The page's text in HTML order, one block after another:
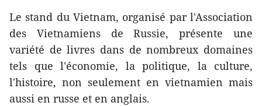
Le stand du Vietnam, organisé par l'Association
des Vietnamiens de Russie, présente une
variété de livres dans de nombreux domaines
tels que l'économie, la politique, la culture,
l'histoire, non seulement en vietnamien mais
aussi en russe et en anglais.